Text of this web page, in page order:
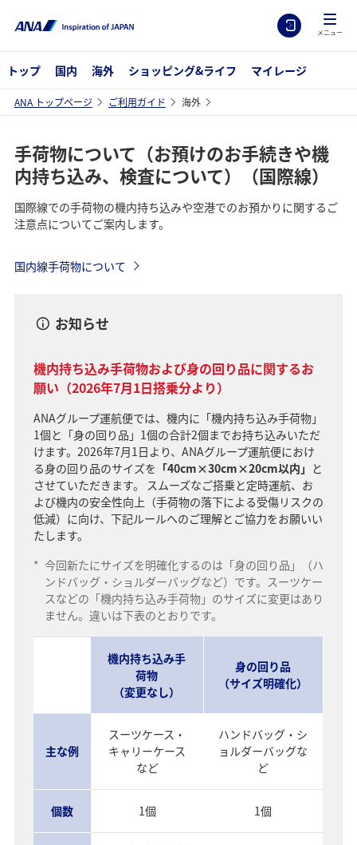
メニュー
トップ 国内 海外 ショッピング&ライフ マイレージ
ANA トップページ ご利用ガイド 海外
手荷物について（お預けのお手続きや機
内持ち込み、検査について）（国際線）
国際線での手荷物の機内持ち込みや空港でのお預かりに関するご
注意点についてご案内します。
国内線手荷物について
お知らせ
機内持ち込み手荷物および身の回り品に関するお
願い（2026年7月1日搭乗分より）
ANAグループ運航便では、機内に「機内持ち込み手荷物」
1個と「身の回り品」1個の合計2個までお持ち込みいただ
けます。2026年7月1日より、ANAグループ運航便におけ
る身の回り品のサイズを 「40cm×30cm×20cm以内」 と
させていただきます。 スムーズなご搭乗と定時運航、お
よび機内の安全性向上（手荷物の落下による受傷リスクの
低減）に向け、下記ルールへのご理解とご協力をお願いい
たします。
* 今回新たにサイズを明確化するのは「身の回り品」（ハ
ンドバッグ・ショルダーバッグなど）です。スーツケー
スなどの「機内持ち込み手荷物」のサイズに変更はあり
ません。違いは下表のとおりです。
機内持ち込み手
荷物
（変更なし）
身の回り品
（サイズ明確化）
主な例
スーツケース・
キャリーケース
など
ハンドバッグ・シ
ョルダーバッグな
ど
個数 1個 1個